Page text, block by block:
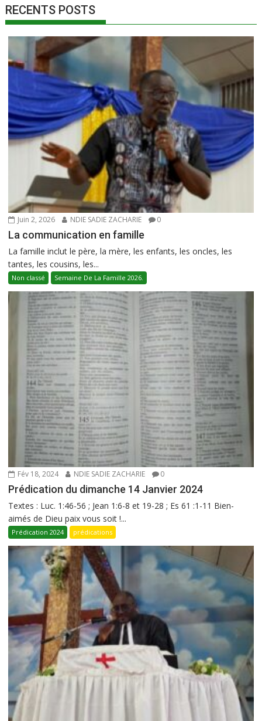
RECENTS POSTS
Juin 2, 2026 NDIE SADIE ZACHARIE 0
La communication en famille
La famille inclut le père, la mère, les enfants, les oncles, les
tantes, les cousins, les...
Non classé Semaine De La Famille 2026.
Fév 18, 2024 NDIE SADIE ZACHARIE 0
Prédication du dimanche 14 Janvier 2024
Textes : Luc. 1:46-56 ; Jean 1:6-8 et 19-28 ; Es 61 :1-11 Bien-
aimés de Dieu paix vous soit !...
Prédication 2024 prédications